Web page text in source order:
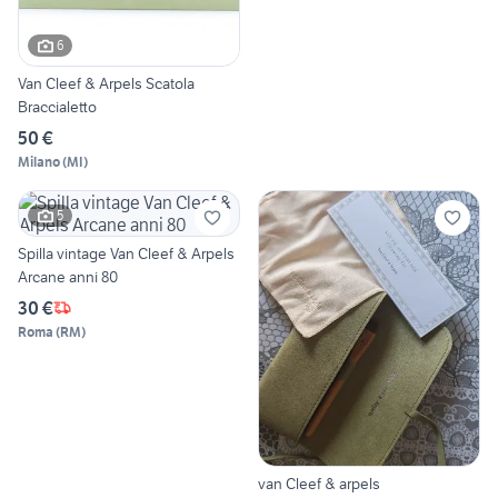
6
Van Cleef & Arpels Scatola
Braccialetto
50 €
Milano(MI)
5
Spilla vintage Van Cleef & Arpels
Arcane anni 80
30 €
Roma (RM)
van Cleef & arpels